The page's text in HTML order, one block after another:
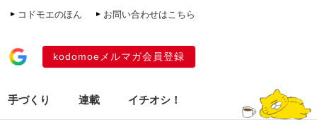
コドモエのほん お問い合わせはこちら
kodomoeメルマガ会員登録
手づくり 連載 イチオシ！